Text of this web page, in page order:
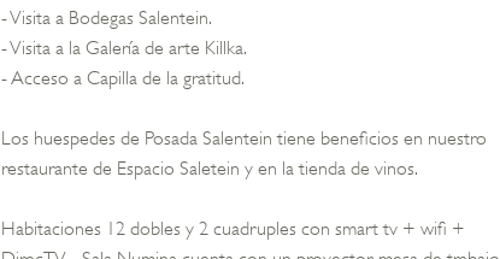
- Visita a Bodegas Salentein.
- Visita a la Galería de arte Killka.
- Acceso a Capilla de la gratitud.
Los huespedes de Posada Salentein tiene beneficios en nuestro
restaurante de Espacio Saletein y en la tienda de vinos.
Habitaciones 12 dobles y 2 cuadruples con smart tv + wifi +